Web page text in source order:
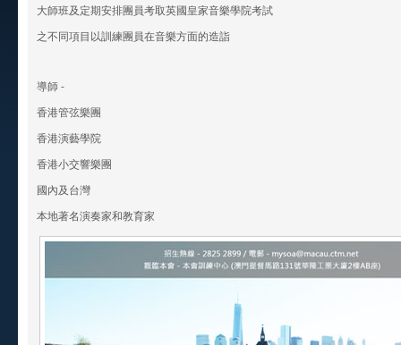
大師班及定期安排團員考取英國皇家音樂學院考試
之不同項目以訓練團員在音樂方面的造詣
導師 -
香港管弦樂團
香港演藝學院
香港小交響樂團
國內及台灣
本地著名演奏家和教育家